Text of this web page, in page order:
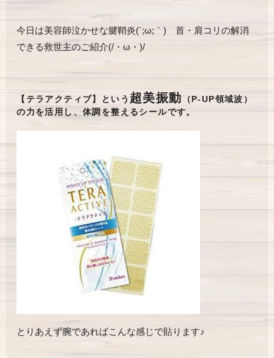
今日は美容師泣かせな腱鞘炎(´;ω;｀) 首・肩コリの解消
できる救世主のご紹介(/・ω・)/
【テラアクティブ】という 超美振動 （P-UP領域波）
の力を活用し、体調を整えるシールです。
とりあえず腕であればこんな感じで貼ります♪